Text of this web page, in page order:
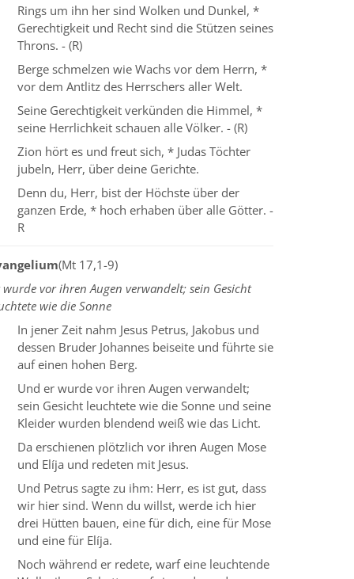
Rings um ihn her sind Wolken und Dunkel, *
Gerechtigkeit und Recht sind die Stützen seines
Throns. - (R)
Berge schmelzen wie Wachs vor dem Herrn, *
vor dem Antlitz des Herrschers aller Welt.
Seine Gerechtigkeit verkünden die Himmel, *
seine Herrlichkeit schauen alle Völker. - (R)
Zion hört es und freut sich, * Judas Töchter
jubeln, Herr, über deine Gerichte.
Denn du, Herr, bist der Höchste über der
ganzen Erde, * hoch erhaben über alle Götter. -
R
(Mt 17,1-9)
wurde vor ihren Augen verwandelt; sein Gesicht
wie die Sonne
In jener Zeit nahm Jesus Petrus, Jakobus und
dessen Bruder Johannes beiseite und führte sie
auf einen hohen Berg.
Und er wurde vor ihren Augen verwandelt;
sein Gesicht leuchtete wie die Sonne und seine
Kleider wurden blendend weiß wie das Licht.
Da erschienen plötzlich vor ihren Augen Mose
und Elíja und redeten mit Jesus.
Und Petrus sagte zu ihm: Herr, es ist gut, dass
wir hier sind. Wenn du willst, werde ich hier
drei Hütten bauen, eine für dich, eine für Mose
und eine für Elíja.
Noch während er redete, warf eine leuchtende